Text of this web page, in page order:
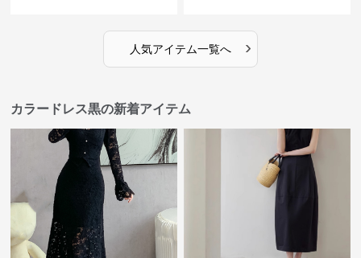
人気アイテム一覧へ ›
カラードレス黒の新着アイテム